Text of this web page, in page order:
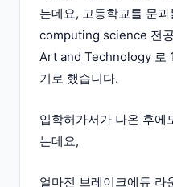
는데요, 고등학교를 문
computing science 전
Art and Technology 로
기로 했습니다.
입학허가서가 나온 후에
는데요,
얼마전 브레이크에듀 라